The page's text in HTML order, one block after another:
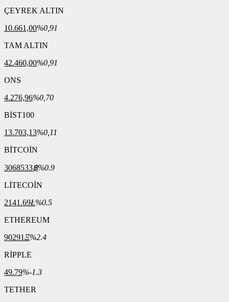
ÇEYREK ALTIN
10.661,00%0,91
TAM ALTIN
42.460,00%0,91
ONS
4.276,96%0,70
BİST100
13.703,13%0,11
BİTCOİN
3068533฿%0.9
LİTECOİN
2141.69Ł%0.5
ETHEREUM
90291Ξ%2.4
RİPPLE
49.79%-1.3
TETHER